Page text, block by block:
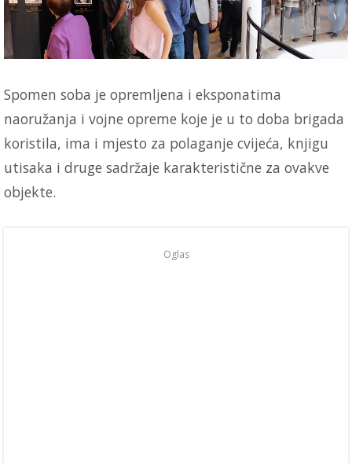
Spomen soba je opremljena i eksponatima
naoružanja i vojne opreme koje je u to doba brigada
koristila, ima i mjesto za polaganje cvijeća, knjigu
utisaka i druge sadržaje karakteristične za ovakve
objekte.
Oglas